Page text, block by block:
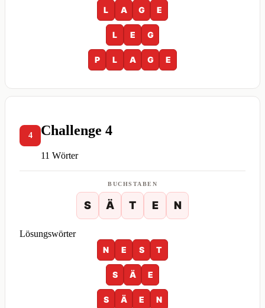
L A G E
L E G
P L A G E
4 Challenge 4
11 Wörter
BUCHSTABEN
S Ä T E N
Lösungswörter
N
E S T
S Ä E
S Ä E N